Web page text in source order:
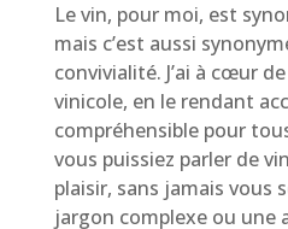
Le vin, pour moi, est
mais c’est aussi
convivialité. J’ai à cœur
vinicole, en le rendant
compréhensible pour
vous puissiez parler de
plaisir, sans jamais vous
jargon complexe ou une